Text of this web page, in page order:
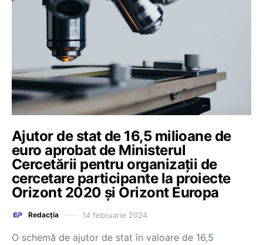
Ajutor de stat de 16,5 milioane de
euro aprobat de Ministerul
Cercetării pentru organizații de
cercetare participante la proiecte
Orizont 2020 și Orizont Europa
Redacția 14 februarie 2024
O schemă de ajutor de stat în valoare de 16,5